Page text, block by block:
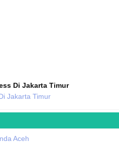
Di Jakarta Timur
Jakarta Timur
Aceh